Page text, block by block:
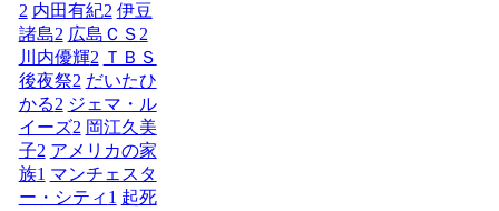
2 内田有紀2 伊豆
諸島2 広島ＣＳ 2
川内優輝2 ＴＢＳ
後夜祭2 だいたひ
かる2 ジェマ・ル
イーズ2 岡江久美
子2 アメリカの家
族1 マンチェスタ
ー・シティ 1 起死